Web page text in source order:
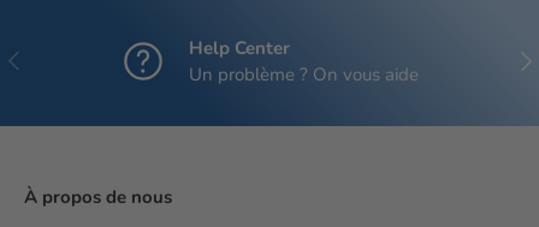
Précédent
Help Center
Un problème ? On vous aide
À propos de nous